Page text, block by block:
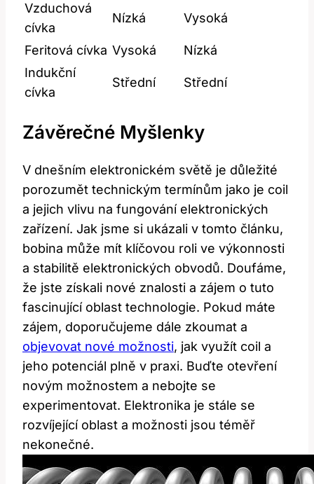
Vzduchová
cívka
Nízká Vysoká
Feritová cívka Vysoká
Nízká
Indukční
cívka
Střední Střední
Závěrečné Myšlenky
V dnešním elektronickém světě je důležité
porozumět technickým termínům jako je coil
a jejich vlivu na fungování elektronických
zařízení. Jak jsme si ukázali v tomto článku,
bobina může mít klíčovou roli ve výkonnosti
a stabilitě elektronických obvodů. Doufáme,
že jste získali nové znalosti a zájem o tuto
fascinující oblast technologie. Pokud máte
zájem, doporučujeme dále zkoumat a
objevovat nové možnosti, jak využít coil a
jeho potenciál plně v praxi. Buďte otevření
novým možnostem a nebojte se
experimentovat. Elektronika je stále se
rozvíjející oblast a možnosti jsou téměř
nekonečné.